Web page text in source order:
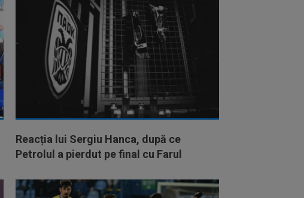
Reacția lui Sergiu Hanca, după ce
Petrolul a pierdut pe final cu Farul